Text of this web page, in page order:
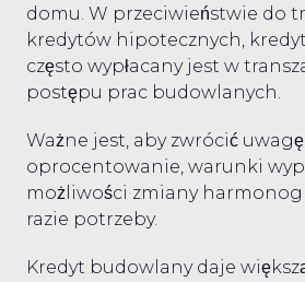
domu. W przeciwieństwie do
kredytów hipotecznych,
często wypłacany jest w
postępu prac budowlanych.
Ważne jest, aby zwrócić
oprocentowanie, warunki
możliwości zmiany
razie potrzeby.
Kredyt budowlany daje